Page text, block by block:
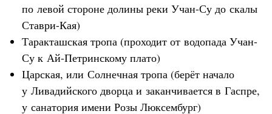
по левой стороне долины реки Учан-Су до скалы
Ставри-Кая)
Таракташская тропа (проходит от водопада Учан-
Су к Ай-Петринскому плато)
Царская, или Солнечная тропа (берёт начало
у Ливадийского дворца и заканчивается в Гаспре,
у санатория имени Розы Люксембург)